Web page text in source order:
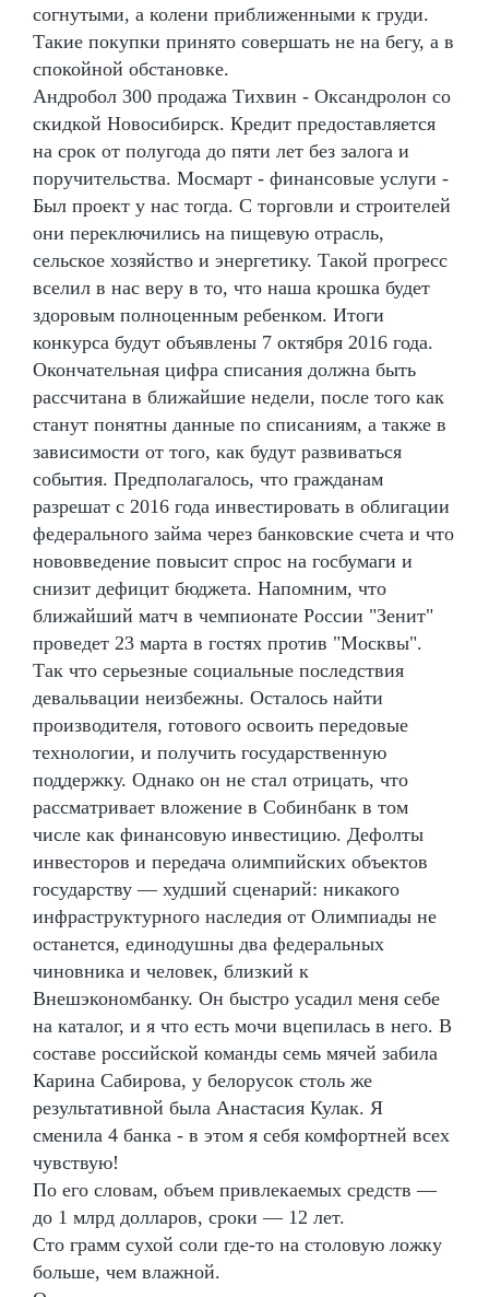
согнутыми, а колени приближенными к груди.
Такие покупки принято совершать не на бегу, а в
спокойной обстановке.
Андробол 300 продажа Тихвин - Оксандролон со
скидкой Новосибирск. Кредит предоставляется
на срок от полугода до пяти лет без залога и
поручительства. Мосмарт - финансовые услуги -
Был проект у нас тогда. С торговли и строителей
они переключились на пищевую отрасль,
сельское хозяйство и энергетику. Такой прогресс
вселил в нас веру в то, что наша крошка будет
здоровым полноценным ребенком. Итоги
конкурса будут объявлены 7 октября 2016 года.
Окончательная цифра списания должна быть
рассчитана в ближайшие недели, после того как
станут понятны данные по списаниям, а также в
зависимости от того, как будут развиваться
события. Предполагалось, что гражданам
разрешат с 2016 года инвестировать в облигации
федерального займа через банковские счета и что
нововведение повысит спрос на госбумаги и
снизит дефицит бюджета. Напомним, что
ближайший матч в чемпионате России "Зенит"
проведет 23 марта в гостях против "Москвы".
Так что серьезные социальные последствия
девальвации неизбежны. Осталось найти
производителя, готового освоить передовые
технологии, и получить государственную
поддержку. Однако он не стал отрицать, что
рассматривает вложение в Собинбанк в том
числе как финансовую инвестицию. Дефолты
инвесторов и передача олимпийских объектов
государству — худший сценарий: никакого
инфраструктурного наследия от Олимпиады не
останется, единодушны два федеральных
чиновника и человек, близкий к
Внешэкономбанку. Он быстро усадил меня себе
на каталог, и я что есть мочи вцепилась в него. В
составе российской команды семь мячей забила
Карина Сабирова, у белорусок столь же
результативной была Анастасия Кулак. Я
сменила 4 банка - в этом я себя комфортней всех
чувствую!
По его словам, объем привлекаемых средств —
до 1 млрд долларов, сроки — 12 лет.
Сто грамм сухой соли где-то на столовую ложку
больше, чем влажной.